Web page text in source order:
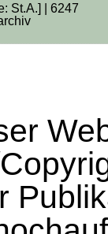
St.A.] | 6247